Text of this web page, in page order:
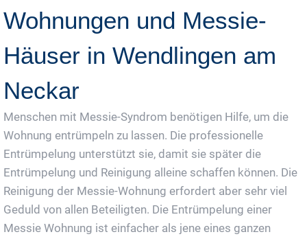
Wohnungen und Messie-
Häuser in Wendlingen am
Neckar
Menschen mit Messie-Syndrom benötigen Hilfe, um die
Wohnung entrümpeln zu lassen. Die professionelle
Entrümpelung unterstützt sie, damit sie später die
Entrümpelung und Reinigung alleine schaffen können. Die
Reinigung der Messie-Wohnung erfordert aber sehr viel
Geduld von allen Beteiligten. Die Entrümpelung einer
Messie Wohnung ist einfacher als jene eines ganzen